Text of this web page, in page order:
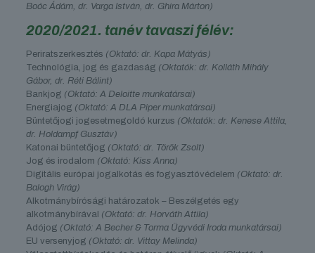
Boóc Ádám, dr. Varga István, dr. Ghira Márton)
2020/2021. tanév tavaszi félév:
Periratszerkesztés (Oktató: dr. Kapa Mátyás)
Technológia, jog és gazdaság (Oktatók: dr. Kolláth Mihály
Gábor, dr. Réti Bálint)
Bankjog (Oktató: A Deloitte munkatársai)
Energiajog (Oktató: A DLA Piper munkatársai)
Büntetőjogi jogesetmegoldó kurzus (Oktatók: dr. Kenese Attila,
dr. Holdampf Gusztáv)
Katonai büntetőjog (Oktató: dr. Török Zsolt)
Jog és irodalom (Oktató: Kiss Anna)
Digitális európai jogalkotás és fogyasztóvédelem (Oktató: dr.
Balogh Virág)
Alkotmánybírósági határozatok – Beszélgetés egy
alkotmánybírával (Oktató: dr. Horváth Attila)
Adójog (Oktató: A Becher & Torma Ügyvédi Iroda munkatársai)
EU versenyjog (Oktató: dr. Vittay Melinda)